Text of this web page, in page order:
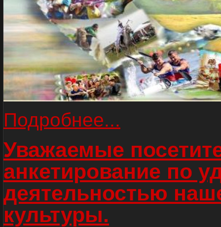
Подробнее...
Уважаемые
анкетирование по
деятельностью
культуры.